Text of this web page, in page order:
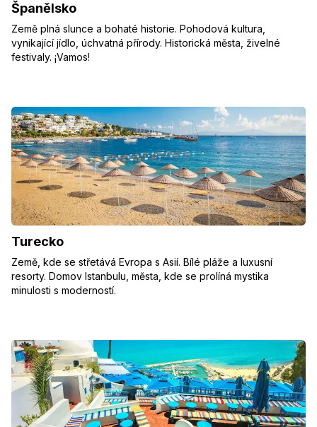
Španělsko
Země plná slunce a bohaté historie. Pohodová kultura,
vynikající jídlo, úchvatná přírody. Historická města, živelné
festivaly. ¡Vamos!
Turecko
Země, kde se střetává Evropa s Asií. Bílé pláže a luxusní
resorty. Domov Istanbulu, města, kde se prolíná mystika
minulosti s moderností.